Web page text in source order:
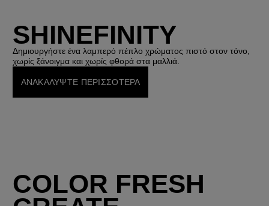
SHINEFINITY
Δημιουργήστε ένα λαμπερό πέπλο χρώματος πιστό στον τόνο,
χωρίς ξάνοιγμα και χωρίς φθορά στα μαλλιά.
ΑΝΑΚΑΛΥΨΤΕ ΠΕΡΙΣΣΟΤΕΡΑ
COLOR FRESH